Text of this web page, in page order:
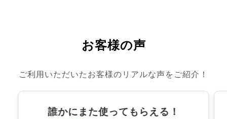
お客様の声
ご利用いただいたお客様のリアルな声をご紹介！
誰かにまた使ってもらえる！